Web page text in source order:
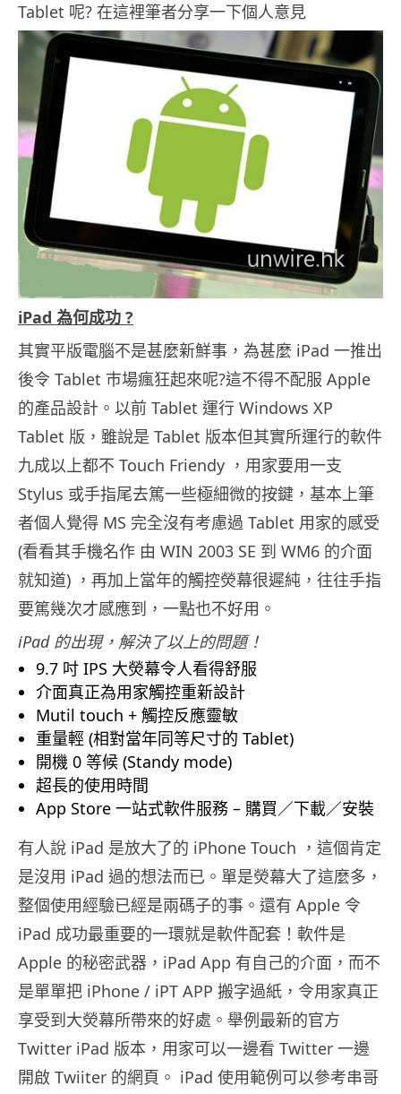
Tablet 呢? 在這裡筆者分享一下個人意見
iPad 為何成功 ?
其實平版電腦不是甚麼新鮮事，為甚麼 iPad 一推出
後令 Tablet 巿場瘋狂起來呢?這不得不配服 Apple
的產品設計。以前 Tablet 運行 Windows XP
Tablet 版，雖說是 Tablet 版本但其實所運行的軟件
九成以上都不 Touch Friendy ，用家要用一支
Stylus 或手指尾去篤一些極細微的按鍵，基本上筆
者個人覺得 MS 完全沒有考慮過 Tablet 用家的感受
(看看其手機名作 由 WIN 2003 SE 到 WM6 的介面
就知道) ，再加上當年的觸控熒幕很遲純，往往手指
要篤幾次才感應到，一點也不好用。
iPad 的出現，解決了以上的問題！
9.7 吋 IPS 大熒幕令人看得舒服
介面真正為用家觸控重新設計
Mutil touch + 觸控反應靈敏
重量輕 (相對當年同等尺寸的 Tablet)
開機 0 等候 (Standy mode)
超長的使用時間
App Store 一站式軟件服務 – 購買／下載／安裝
有人說 iPad 是放大了的 iPhone Touch ，這個肯定
是沒用 iPad 過的想法而已。單是熒幕大了這麼多，
整個使用經驗已經是兩碼子的事。還有 Apple 令
iPad 成功最重要的一環就是軟件配套！軟件是
Apple 的秘密武器，iPad App 有自己的介面，而不
是單單把 iPhone / iPT APP 搬字過紙，令用家真正
享受到大熒幕所帶來的好處。舉例最新的官方
Twitter iPad 版本，用家可以一邊看 Twitter 一邊
開啟 Twiiter 的網頁。 iPad 使用範例可以參考串哥